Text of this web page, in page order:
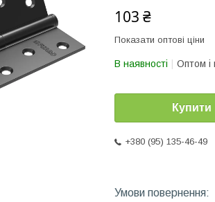
103 ₴
Показати оптові ціни
В наявності Оптом і
Купити
+380 (95) 135-46-49